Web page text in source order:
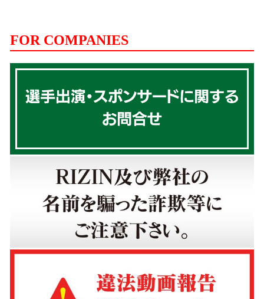
FOR COMPANIES